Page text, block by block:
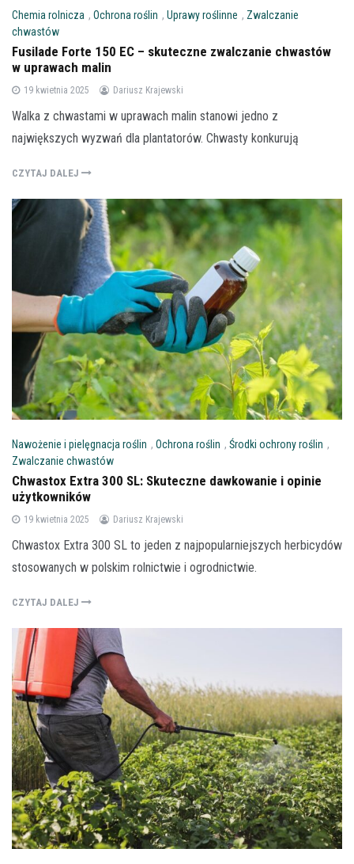
Chemia rolnicza , Ochrona roślin , Uprawy roślinne , Zwalczanie
chwastów
Fusilade Forte 150 EC – skuteczne zwalczanie chwastów
w uprawach malin
19 kwietnia 2025 Dariusz Krajewski
Walka z chwastami w uprawach malin stanowi jedno z
największych wyzwań dla plantatorów. Chwasty konkurują
CZYTAJ DALEJ
Nawożenie i pielęgnacja roślin , Ochrona roślin , Środki ochrony roślin ,
Zwalczanie chwastów
Chwastox Extra 300 SL: Skuteczne dawkowanie i opinie
użytkowników
19 kwietnia 2025 Dariusz Krajewski
Chwastox Extra 300 SL to jeden z najpopularniejszych herbicydów
stosowanych w polskim rolnictwie i ogrodnictwie.
CZYTAJ DALEJ